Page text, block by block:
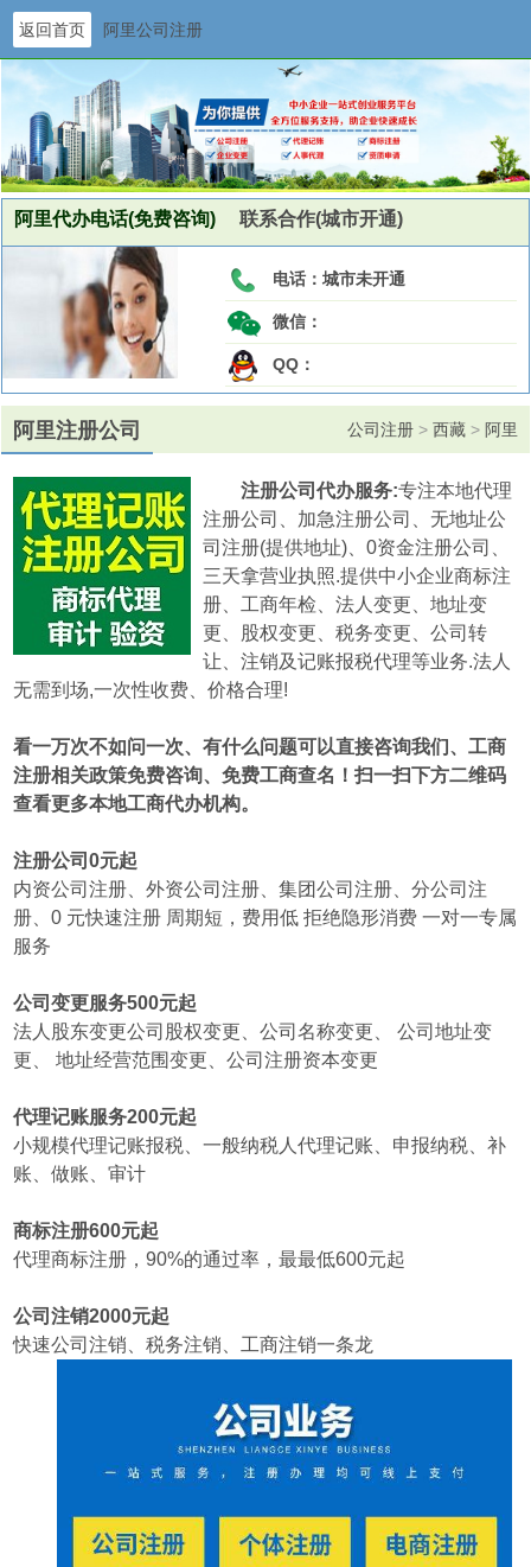
返回首页 阿里公司注册
阿里代办电话(免费咨询) 联系合作(城市开通)
电话： 城市未开通
微信：
QQ：
阿里注册公司 公司注册 > 西藏 > 阿里
注册公司代办服务:专注本地代理
注册公司、加急注册公司、无地址公
司注册(提供地址)、0资金注册公司、
三天拿营业执照.提供中小企业商标注
册、工商年检、法人变更、地址变
更、股权变更、税务变更、公司转
让、注销及记账报税代理等业务.法人
无需到场,一次性收费、价格合理!
看一万次不如问一次、有什么问题可以直接咨询我们、工商
注册相关政策免费咨询、免费工商查名！扫一扫下方二维码
查看更多本地工商代办机构。
注册公司0元起
内资公司注册、外资公司注册、集团公司注册、分公司注
册、0 元快速注册 周期短，费用低 拒绝隐形消费 一对一专属
服务
公司变更服务500元起
法人股东变更公司股权变更、公司名称变更、 公司地址变
更、 地址经营范围变更、公司注册资本变更
代理记账服务200元起
小规模代理记账报税、一般纳税人代理记账、申报纳税、补
账、做账、审计
商标注册600元起
代理商标注册，90%的通过率，最最低600元起
公司注销2000元起
快速公司注销、税务注销、工商注销一条龙